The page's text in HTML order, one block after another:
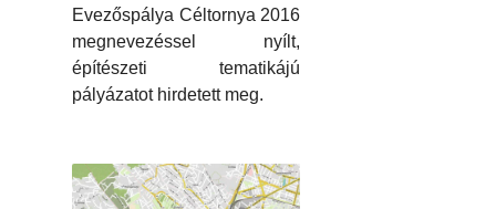
Evezőspálya Céltornya 2016
megnevezéssel nyílt,
építészeti tematikájú
pályázatot hirdetett meg.